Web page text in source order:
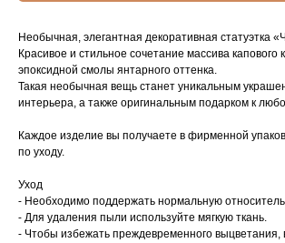
Необычная, элегантная декоративная статуэтка
Красивое и стильное сочетание массива капового
эпоксидной смолы янтарного оттенка.
Такая необычная вещь станет уникальным
интерьера, а также оригинальным подарком к
Каждое изделие вы получаете в фирменной
по уходу.
Уход
⁃ Необходимо поддержать нормальную
⁃ Для удаления пыли используйте мягкую ткань.
⁃ Чтобы избежать преждевременного выцветания,